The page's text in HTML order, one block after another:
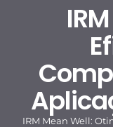
MEAN WELL
CONTATO
IRM Mean Well: